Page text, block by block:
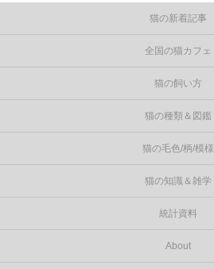
猫の新着記事
全国の猫カフェ
猫の飼い方
猫の種類＆図鑑
猫の毛色/柄/模様
猫の知識＆雑学
統計資料
About